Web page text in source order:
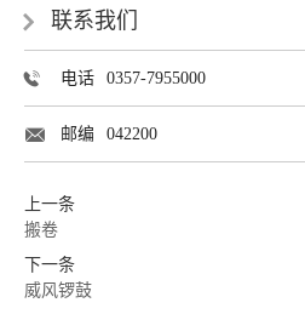
联系我们
电话 0357-7955000
邮编 042200
上一条
搬卷
下一条
威风锣鼓